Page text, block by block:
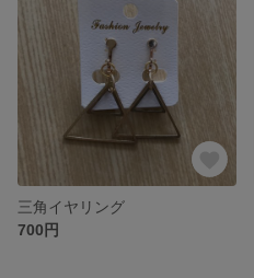
三角イヤリング
700円